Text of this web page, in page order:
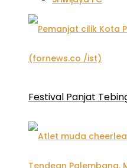
Festival Panjat